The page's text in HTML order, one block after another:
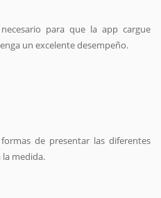
para que la app cargue
un excelente desempeño.
de presentar las diferentes
la medida.